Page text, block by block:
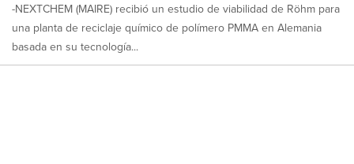
-NEXTCHEM (MAIRE) recibió un estudio de viabilidad de Röhm para
una planta de reciclaje químico de polímero PMMA en Alemania
basada en su tecnología...